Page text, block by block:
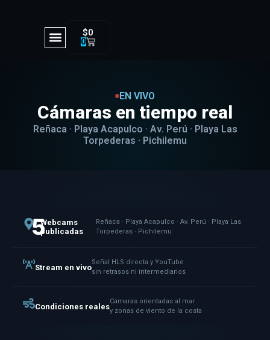
$0
0
EN VIVO
Cámaras en tiempo real
Reñaca · Playa Acapulco · Av. Perú · Playa Las
Torpederas · Pichilemu
5Webcams
publicadas
Reñaca · Playa Acapulco · Av. Perú · Playa Las
Torpederas · Pichilemu
Stream en vivo
Señal HLS directa y YouTube
sin retrasos ni intermediarios
Condiciones reales
Cámaras orientadas al mar
y zonas de viento de la costa